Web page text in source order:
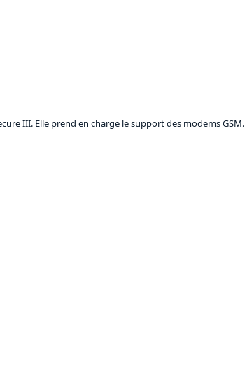
III. Elle prend en charge le support des modems GSM.